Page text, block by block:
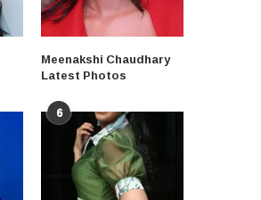
Meenakshi Chaudhary
Latest Photos
6